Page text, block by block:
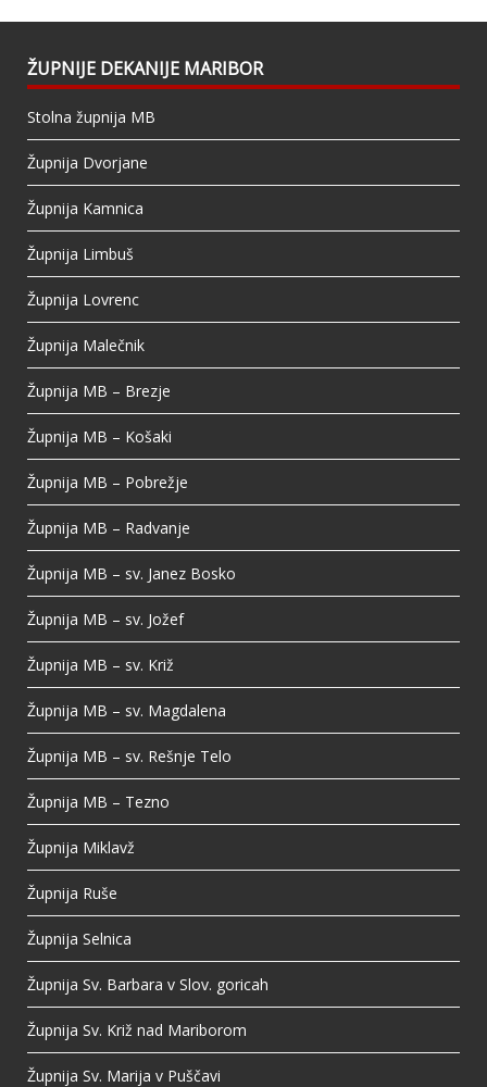
When this happens, it's usually because the
people, changed who can see it or it's been
deleted.
View on Facebook
ŽUPNIJE DEKANIJE MARIBOR
Stolna župnija MB
Župnija Dvorjane
Župnija Kamnica
Župnija Limbuš
Župnija Lovrenc
Župnija Malečnik
Župnija MB – Brezje
Župnija MB – Košaki
Župnija MB – Pobrežje
Župnija MB – Radvanje
Župnija MB – sv. Janez Bosko
Župnija MB – sv. Jožef
Župnija MB – sv. Križ
Župnija MB – sv. Magdalena
Župnija MB – sv. Rešnje Telo
Župnija MB – Tezno
Župnija Miklavž
Župnija Ruše
Župnija Selnica
Župnija Sv. Barbara v Slov. goricah
Župnija Sv. Križ nad Mariborom
Župnija Sv. Marija v Puščavi